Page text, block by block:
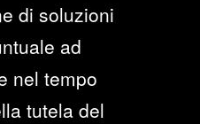
di soluzioni
ad
nel tempo
tutela del